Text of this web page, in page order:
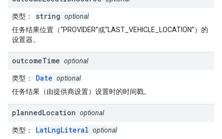
类型 ： string optional
任务结果位置（“PROVIDER”或“LAST_VEHICLE_LOCATION”）的
设置器。
outcomeTime optional
类型 ： Date optional
任务结果（由提供商设置）设置时的时间戳。
plannedLocation optional
类型 ： LatLngLiteral optional